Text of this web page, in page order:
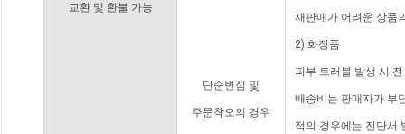
교환 및 환불 가능
단순변심 및
주문착오의 경우
재판매가 어려운 상품
2) 화장품
피부 트러블 발생 시
배송비는 판매자가 부
적의 경우에는 진단서